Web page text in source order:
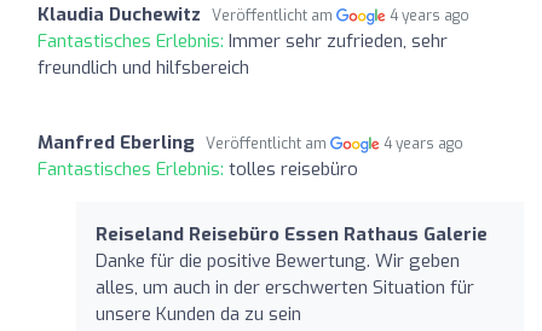
Klaudia Duchewitz Veröffentlicht am 4 years ago
Fantastisches Erlebnis: Immer sehr zufrieden, sehr
freundlich und hilfsbereich
Manfred Eberling Veröffentlicht am 4 years ago
Fantastisches Erlebnis: tolles reisebüro
Reiseland Reisebüro Essen Rathaus Galerie
Danke für die positive Bewertung. Wir geben
alles, um auch in der erschwerten Situation für
unsere Kunden da zu sein